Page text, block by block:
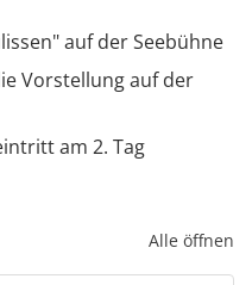
auf der Seebühne
Vorstellung auf der
am 2. Tag
Alle öffnen